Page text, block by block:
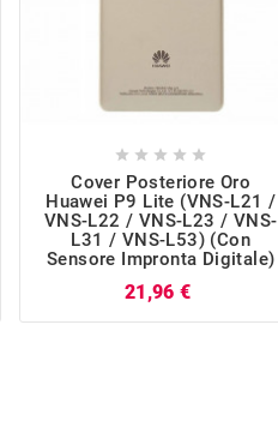
    
Cover Posteriore Oro
Huawei P9 Lite (VNS-L21 /
VNS-L22 / VNS-L23 / VNS-
L31 / VNS-L53) (con
Sensore Impronta Digitale)
21,96 €